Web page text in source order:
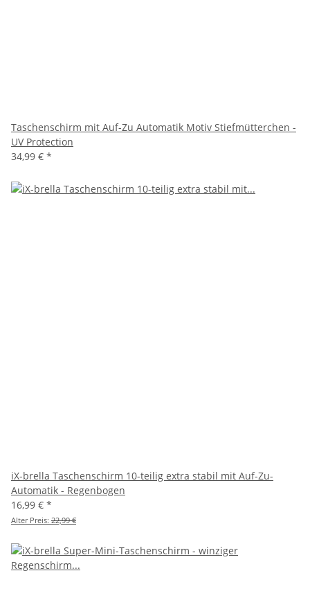
Taschenschirm mit Auf-Zu Automatik Motiv Stiefmütterchen -
UV Protection
34,99 € *
iX-brella Taschenschirm 10-teilig extra stabil mit Auf-Zu-
Automatik - Regenbogen
16,99 € *
Alter Preis: 22,99 €